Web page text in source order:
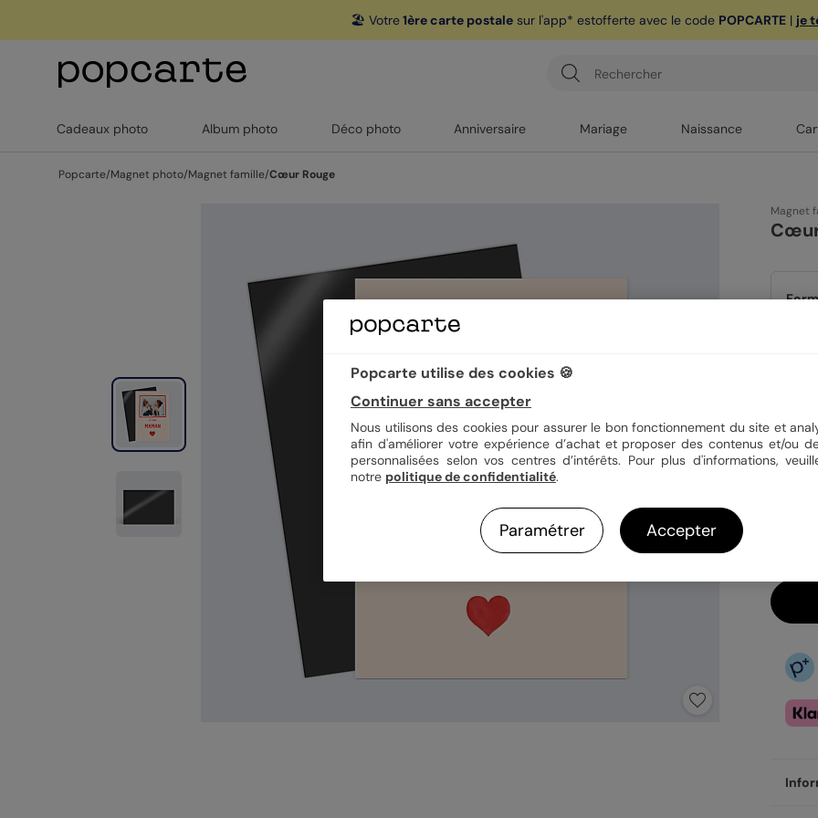
🏖️ Votre1ère carte postalesur l'app* estofferte avec le code POPCARTE| je
Cadeaux photo Album photo Déco photo Anniversaire Mariage Naissance
Popcarte/Magnet photo/Magnet famille/Cœur Rouge
Magnet
Popcarte utilise des cookies 🍪
Continuer sans accepter
Nous utilisons des cookies pour assurer le bon fonctionnement du site et
afin d'améliorer votre expérience d’achat et proposer des contenus et/ou
personnalisées selon vos centres d’intérêts. Pour plus d'informations,
notre politique de confidentialité.
Paramétrer Accepter